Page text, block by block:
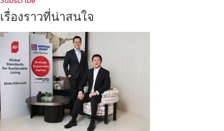
เรื่องราวที่น่าสนใจ